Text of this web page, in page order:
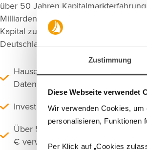
Zustimmung
Diese Webseite verwendet
Wir verwenden Cookies,
personalisieren, Funktionen
Per Klick auf „Cookies
über 50 Jahren
Milliarden Euro verwalteten
Kapital zur Spitze der unabhängigen
Deutschland.
Hauseigene Research-Mitarbeiter
Datengrundlage
Investmententscheidung aus
Über 50 Jahre
€ verwaltetes Vermögen